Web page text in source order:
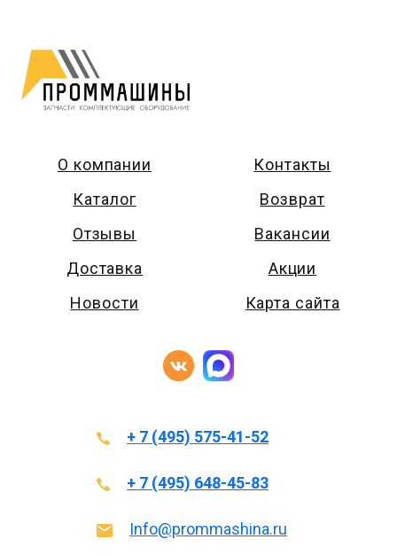
О компании
Каталог
Отзывы
Доставка
Новости
Контакты
Возврат
Вакансии
Акции
Карта сайта
+ 7 (495) 575-41-52
+ 7 (495) 648-45-83
Info@prommashina.ru